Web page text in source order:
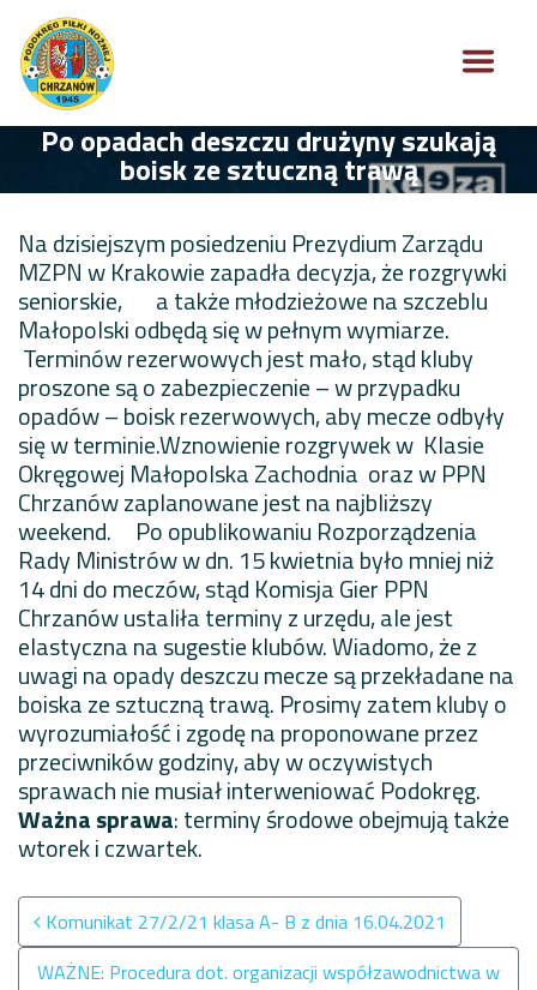
Po opadach deszczu drużyny szukają
boisk ze sztuczną trawą
Na dzisiejszym posiedzeniu Prezydium Zarządu
MZPN w Krakowie zapadła decyzja, że rozgrywki
seniorskie, a także młodzieżowe na szczeblu
Małopolski odbędą się w pełnym wymiarze.
Terminów rezerwowych jest mało, stąd kluby
proszone są o zabezpieczenie – w przypadku
opadów – boisk rezerwowych, aby mecze odbyły
się w terminie.Wznowienie rozgrywek w Klasie
Okręgowej Małopolska Zachodnia oraz w PPN
Chrzanów zaplanowane jest na najbliższy
weekend. Po opublikowaniu Rozporządzenia
Rady Ministrów w dn. 15 kwietnia było mniej niż
14 dni do meczów, stąd Komisja Gier PPN
Chrzanów ustaliła terminy z urzędu, ale jest
elastyczna na sugestie klubów. Wiadomo, że z
uwagi na opady deszczu mecze są przekładane na
boiska ze sztuczną trawą. Prosimy zatem kluby o
wyrozumiałość i zgodę na proponowane przez
przeciwników godziny, aby w oczywistych
sprawach nie musiał interweniować Podokręg.
Ważna sprawa: terminy środowe obejmują także
wtorek i czwartek.
Nawigacja po wpisach
Komunikat 27/2/21 klasa A- B z dnia 16.04.2021
WAŻNE: Procedura dot. organizacji współzawodnictwa w